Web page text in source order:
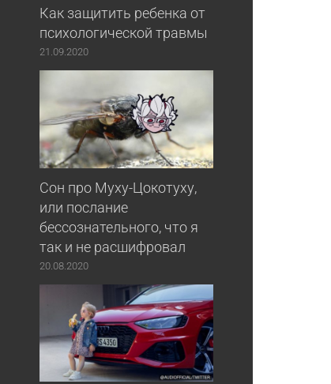
Как защитить ребенка от
психологической травмы
21.09.2020
Сон про Муху-Цокотуху,
или послание
бессознательного, что я
так и не расшифровал
20.08.2020